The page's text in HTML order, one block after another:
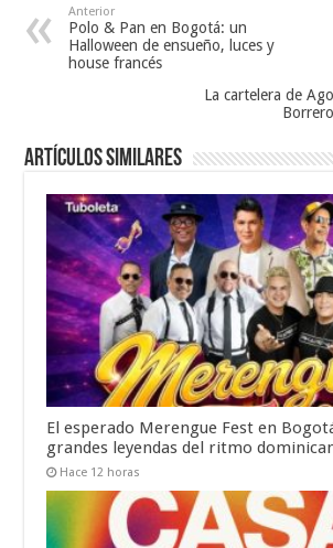
Anterior
Polo & Pan en Bogotá: un
Halloween de ensueño, luces y
house francés
La cartelera de
Artículos similares
El esperado Merengue Fest en
grandes leyendas del ritmo
Hace 12 horas